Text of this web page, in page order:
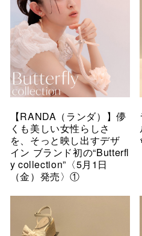
【RANDA（ランダ）】儚
くも美しい女性らしさ
を、そっと映し出すデザ
イン ブランド初の“Butterfl
y collection”〈5月1日
（金）発売〉①